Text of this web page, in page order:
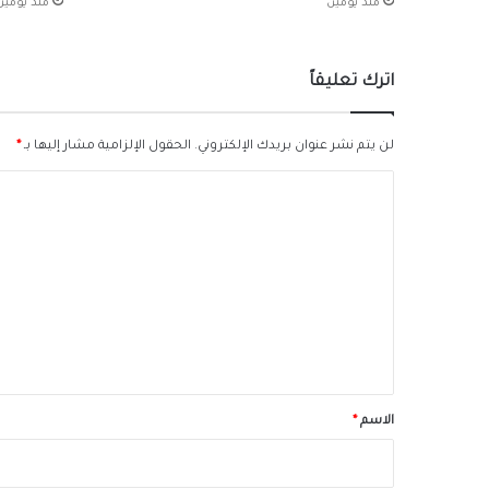
منذ يومين منذ
اترك تعليقاً
لن يتم نشر عنوان بريدك الإلكتروني. الحقول الإلزامية مشار إليها بـ *
*الاسم *